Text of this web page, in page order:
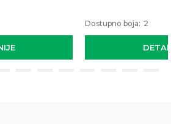
Dostupno boja: 2